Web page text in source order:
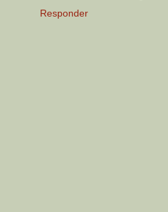
Responder